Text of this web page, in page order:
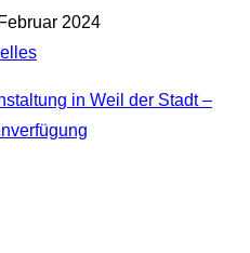
2024
in Weil der Stadt –